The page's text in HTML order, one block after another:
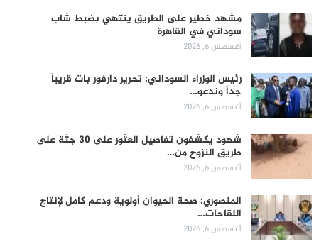
مشهد خطير على الطريق ينتهي بضبط شاب
سوداني في القاهرة
أغسطس 6, 2026
رئيس الوزراء السوداني: تحرير دارفور بات قريباً
جداً وندعو…
أغسطس 6, 2026
شهود يكشفون تفاصيل العثور على 30 جثة على
طريق النزوح من…
أغسطس 6, 2026
المنصوري: صحة الحيوان أولوية ودعم كامل لإنتاج
اللقاحات…
أغسطس 6, 2026